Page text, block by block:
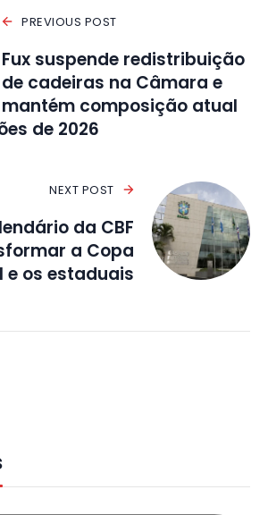
PREVIOUS POST
Fux suspende redistribuição
de cadeiras na Câmara e
mantém composição atual
de 2026
NEXT POST
da CBF
a Copa
e os estaduais